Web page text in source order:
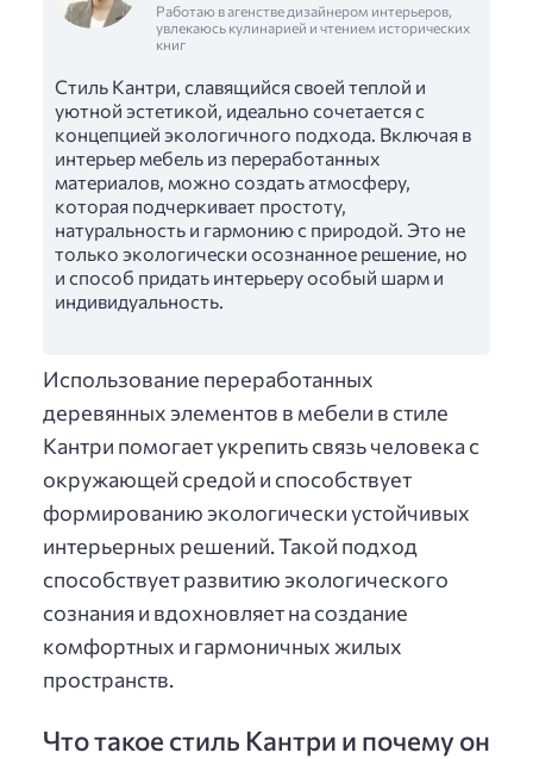
Работаю в агенстве дизайнером интерьеров,
увлекаюсь кулинарией и чтением исторических
книг
Стиль Кантри, славящийся своей теплой и
уютной эстетикой, идеально сочетается с
концепцией экологичного подхода. Включая в
интерьер мебель из переработанных
материалов, можно создать атмосферу,
которая подчеркивает простоту,
натуральность и гармонию с природой. Это не
только экологически осознанное решение, но
и способ придать интерьеру особый шарм и
индивидуальность.
Использование переработанных
деревянных элементов в мебели в стиле
Кантри помогает укрепить связь человека с
окружающей средой и способствует
формированию экологически устойчивых
интерьерных решений. Такой подход
способствует развитию экологического
сознания и вдохновляет на создание
комфортных и гармоничных жилых
пространств.
Что такое стиль Кантри и почему он